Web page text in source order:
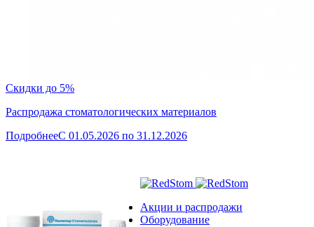
Скидки до 5%
Распродажа стоматологических материалов
ПодробнееC 01.05.2026 по 31.12.2026
Акции и распродажи
Оборудование